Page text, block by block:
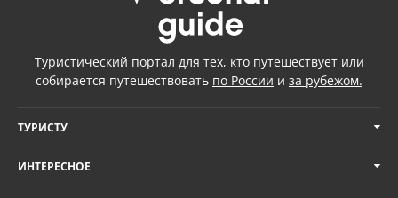
Туристический портал для тех, кто путешествует или
собирается путешествовать по России и за рубежом.
ТУРИСТУ
ИНТЕРЕСНОЕ